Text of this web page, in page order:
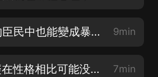
06 為啥最恭順的臣民中也能變成暴徒| 《烏合之眾》群體的普遍特征和群體思維（一） 9min
07 科學家與白癡在性格相比可能没有差别| 《烏合之眾》群體的普遍特征和群體思維（二） 7min